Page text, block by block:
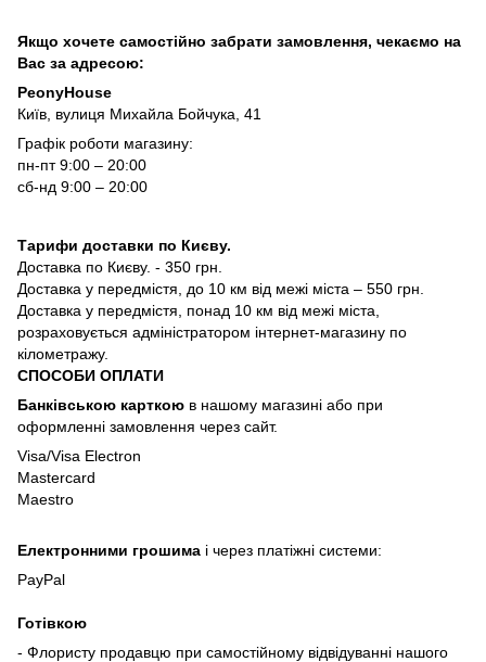
Якщо хочете самостійно забрати замовлення, чекаємо на
Вас за адресою:
PeonyHouse
Київ, вулиця Михайла Бойчука, 41
Графік роботи магазину:
пн-пт 9:00 – 20:00
сб-нд 9:00 – 20:00
Тарифи доставки по Києву.
Доставка по Києву. - 350 грн.
Доставка у передмістя, до 10 км від межі міста – 550 грн.
Доставка у передмістя, понад 10 км від межі міста,
розраховується адміністратором інтернет-магазину по
кілометражу.
СПОСОБИ ОПЛАТИ
Банківською карткою в нашому магазині або при
оформленні замовлення через сайт.
Visa/Visa Electron
Mastercard
Maestro
Електронними грошима і через платіжні системи:
PayPal
Готівкою
- Флористу продавцю при самостійному відвідуванні нашого